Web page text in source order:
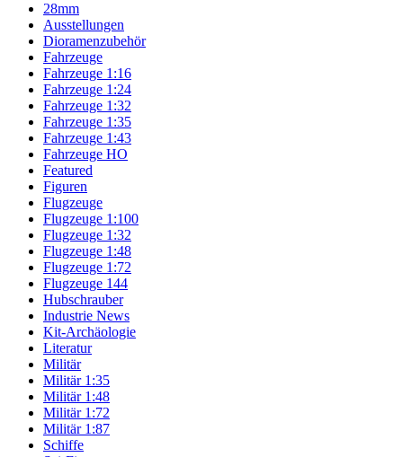
28mm
Ausstellungen
Dioramenzubehör
Fahrzeuge
Fahrzeuge 1:16
Fahrzeuge 1:24
Fahrzeuge 1:32
Fahrzeuge 1:35
Fahrzeuge 1:43
Fahrzeuge HO
Featured
Figuren
Flugzeuge
Flugzeuge 1:100
Flugzeuge 1:32
Flugzeuge 1:48
Flugzeuge 1:72
Flugzeuge 144
Hubschrauber
Industrie News
Kit-Archäologie
Literatur
Militär
Militär 1:35
Militär 1:48
Militär 1:72
Militär 1:87
Schiffe